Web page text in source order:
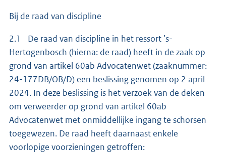
Bij de raad van discipline
2.1 De raad van discipline in het ressort ’s-
Hertogenbosch (hierna: de raad) heeft in de zaak op
grond van artikel 60ab Advocatenwet (zaaknummer:
24-177DB/OB/D) een beslissing genomen op 2 april
2024. In deze beslissing is het verzoek van de deken
om verweerder op grond van artikel 60ab
Advocatenwet met onmiddellijke ingang te schorsen
toegewezen. De raad heeft daarnaast enkele
voorlopige voorzieningen getroffen: